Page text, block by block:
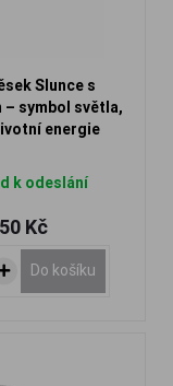
Slunce s
– symbol světla,
energie
k odeslání
Kč
Do košíku